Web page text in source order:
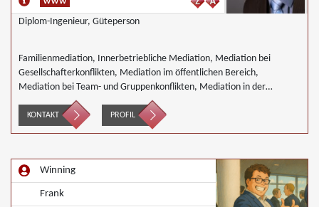
Diplom-Ingenieur, Güteperson
Familienmediation, Innerbetriebliche Mediation, Mediation bei
Gesellschafterkonflikten, Mediation im öffentlichen Bereich,
Mediation bei Team- und Gruppenkonflikten, Mediation in der
Wohnungswirtschaft, Wirtschaftsmediation
KONTAKT PROFIL
Winning
Frank